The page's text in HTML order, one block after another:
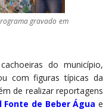
gravado em
do município,
com figuras típicas da
de realizar reportagens
Fonte de Beber Água e